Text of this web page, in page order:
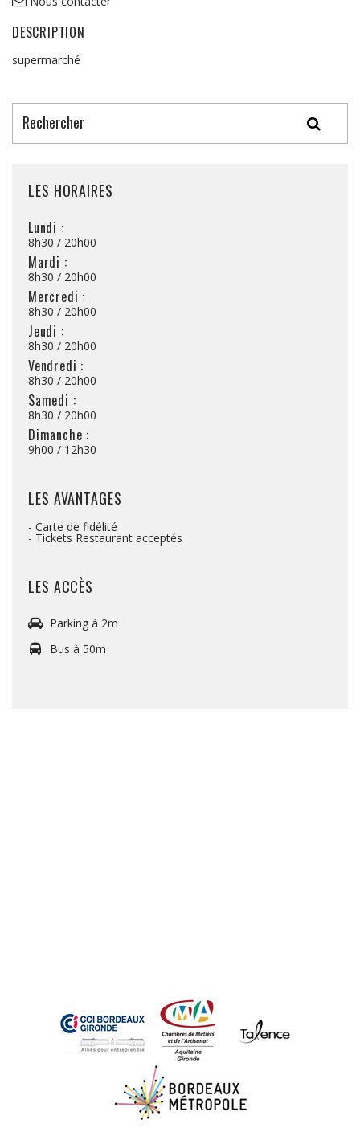
DESCRIPTION
supermarché
LES HORAIRES
Lundi :
8h30 / 20h00
Mardi :
8h30 / 20h00
Mercredi :
8h30 / 20h00
Jeudi :
8h30 / 20h00
Vendredi :
8h30 / 20h00
Samedi :
8h30 / 20h00
Dimanche :
9h00 / 12h30
LES AVANTAGES
- Carte de fidélité
- Tickets Restaurant acceptés
LES ACCÈS
Parking à 2m
Bus à 50m